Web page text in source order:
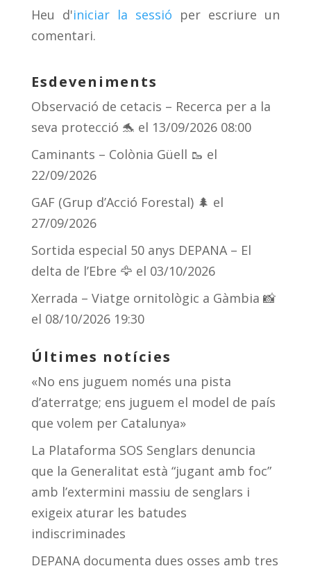
ix
Heu d'iniciar la sessió per escriure un
comentari.
Esdeveniments
Observació de cetacis – Recerca per a la
seva protecció 🐬 el 13/09/2026 08:00
Caminants – Colònia Güell 🥾 el
22/09/2026
GAF (Grup d’Acció Forestal) 🌲 el
27/09/2026
Sortida especial 50 anys DEPANA – El
delta de l’Ebre 🦅 el 03/10/2026
Xerrada – Viatge ornitològic a Gàmbia 📸
el 08/10/2026 19:30
Últimes notícies
«No ens juguem només una pista
d’aterratge; ens juguem el model de país
que volem per Catalunya»
La Plataforma SOS Senglars denuncia
que la Generalitat està “jugant amb foc”
amb l’extermini massiu de senglars i
exigeix aturar les batudes
indiscriminades
DEPANA documenta dues osses amb tres